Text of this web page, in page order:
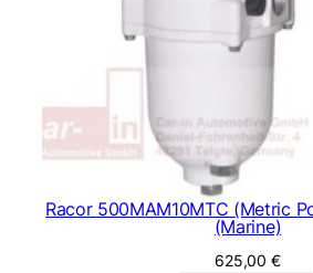
Racor 500MAM10MTC (Metric
(Marine)
625,00€